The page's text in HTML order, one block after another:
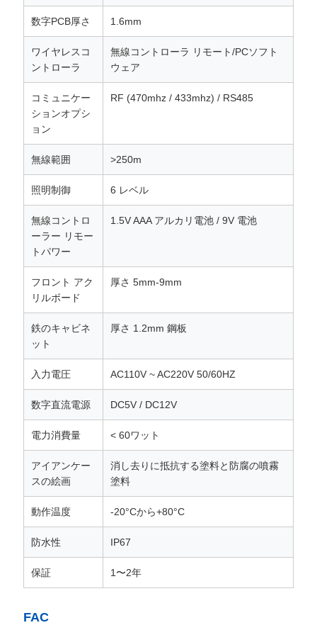
数字PCB厚さ 1.6mm
ワイヤレスコ
ントローラ
無線コントローラ リモート/PCソフト
ウェア
コミュニケー
ションオプシ
ョン
RF (470mhz / 433mhz) / RS485
無線範囲 >250m
照明制御 6 レベル
無線コントロ
ーラー リモー
トパワー
1.5V AAA アルカリ電池 / 9V 電池
フロント アク
リルボード
厚さ 5mm-9mm
鉄のキャビネ
ット
厚さ 1.2mm 鋼板
入力電圧 AC110V ~ AC220V 50/60HZ
数字直流電源 DC5V / DC12V
電力消費量 < 60ワット
アイアンケー
スの絵画
消し去りに抵抗する塗料と防腐の噴霧
塗料
動作温度 -20°Cから+80°C
防水性 IP67
保証 1〜2年
FAC